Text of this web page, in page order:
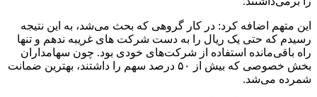
این متهم اضافه کرد: در کار گروهی که بحث می‌شد، به این نتیجه
رسیدم که حتی یک ریال را به دست شرکت های غریبه ندهم و تنها
راه باقی‌مانده استفاده از شرکت‌های خودی بود. چون سهامداران
بخش خصوصی که بیش از ۵۰ درصد سهم را داشتند، بهترین ضمانت
شمرده می‌شد.